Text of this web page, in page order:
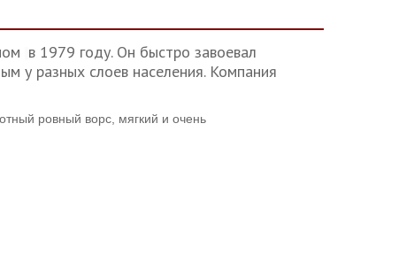
в 1979 году. Он быстро завоевал
у разных слоев населения. Компания
ровный ворс, мягкий и очень